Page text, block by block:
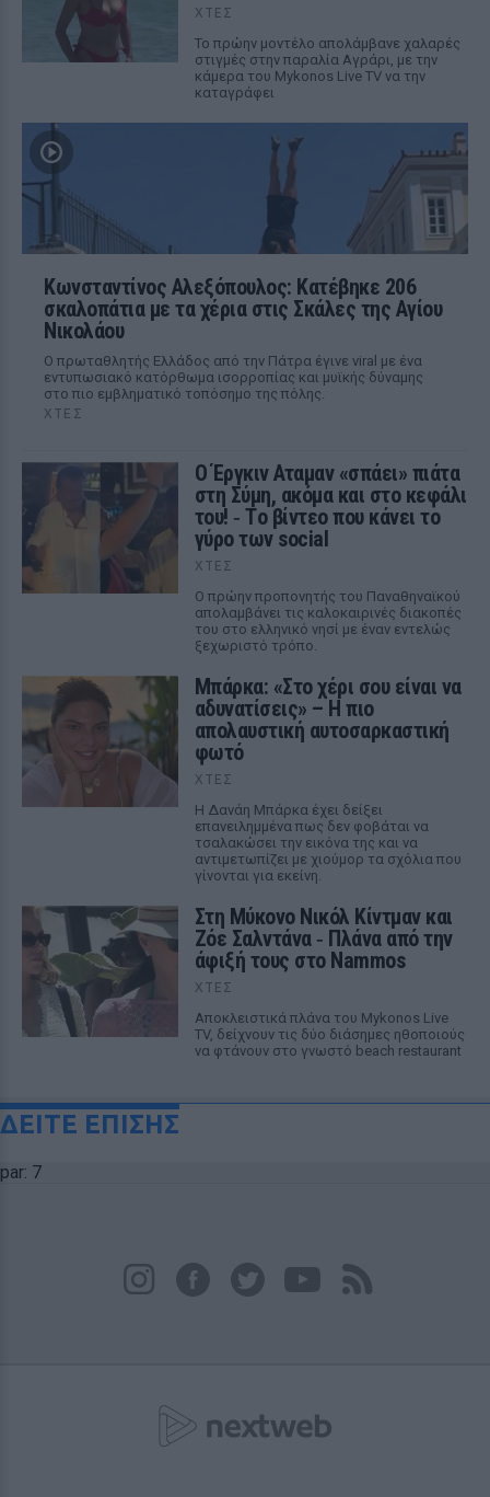
ΧΤΕΣ
Το πρώην μοντέλο απολάμβανε χαλαρές
στιγμές στην παραλία Αγράρι, με την
κάμερα του Mykonos Live TV να την
καταγράφει
Κωνσταντίνος Αλεξόπουλος: Κατέβηκε 206
σκαλοπάτια με τα χέρια στις Σκάλες της Αγίου
Νικολάου
Ο πρωταθλητής Ελλάδος από την Πάτρα έγινε viral με ένα
εντυπωσιακό κατόρθωμα ισορροπίας και μυϊκής δύναμης
στο πιο εμβληματικό τοπόσημο της πόλης.
ΧΤΕΣ
Ο Έργκιν Αταμαν «σπάει» πιάτα
στη Σύμη, ακόμα και στο κεφάλι
του! ‑ Tο βίντεο που κάνει το
γύρο των social
ΧΤΕΣ
Ο πρώην προπονητής του Παναθηναϊκού
απολαμβάνει τις καλοκαιρινές διακοπές
του στο ελληνικό νησί με έναν εντελώς
ξεχωριστό τρόπο.
Μπάρκα: «Στο χέρι σου είναι να
αδυνατίσεις» – Η πιο
απολαυστική αυτοσαρκαστική
φωτό
ΧΤΕΣ
Η Δανάη Μπάρκα έχει δείξει
επανειλημμένα πως δεν φοβάται να
τσαλακώσει την εικόνα της και να
αντιμετωπίζει με χιούμορ τα σχόλια που
γίνονται για εκείνη.
Στη Μύκονο Νικόλ Κίντμαν και
Ζόε Σαλντάνα ‑ Πλάνα από την
άφιξή τους στο Nammos
ΧΤΕΣ
Αποκλειστικά πλάνα του Mykonos Live
TV, δείχνουν τις δύο διάσημες ηθοποιούς
να φτάνουν στο γνωστό beach restaurant
ΔΕΙΤΕ ΕΠΙΣΗΣ
par: 7